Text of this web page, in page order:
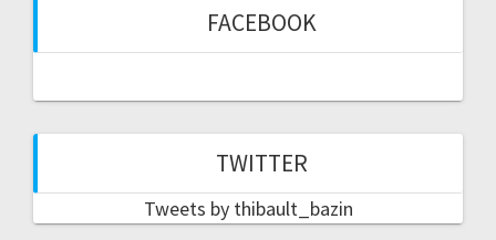
FACEBOOK
TWITTER
Tweets by thibault_bazin